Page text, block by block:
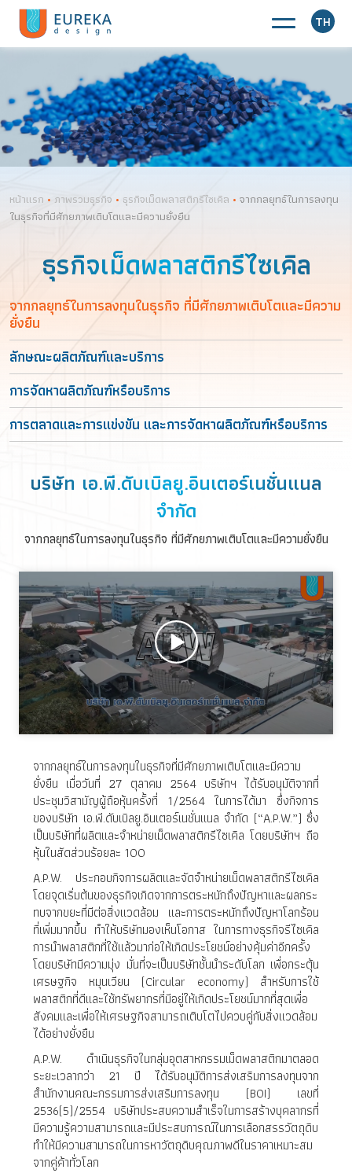
TH
หน้าแรก • ภาพรวมธุรกิจ • ธุรกิจเม็ดพลาสติกรีไซเคิล • จากกลยุทธ์ในการลงทุน
ในธุรกิจที่มีศักยภาพเติบโตและมีความยั่งยืน
ธุรกิจเม็ดพลาสติกรีไซเคิล
จากกลยุทธ์ในการลงทุนในธุรกิจ ที่มีศักยภาพเติบโตและมีความ
ยั่งยืน
ลักษณะผลิตภัณฑ์และบริการ
การจัดหาผลิตภัณฑ์หรือบริการ
การตลาดและการแข่งขัน และการจัดหาผลิตภัณฑ์หรือบริการ
บริษัท เอ.พี.ดับเบิลยู.อินเตอร์เนชั่นแนล
จำกัด
จากกลยุทธ์ในการลงทุนในธุรกิจ ที่มีศักยภาพเติบโตและมีความยั่งยืน
จากกลยุทธ์ในการลงทุนในธุรกิจที่มีศักยภาพเติบโตและมีความ
ยั่งยืน เมื่อวันที่ 27 ตุลาคม 2564 บริษัทฯ ได้รับอนุมัติจากที่
ประชุมวิสามัญผู้ถือหุ้นครั้งที่ 1/2564 ในการได้มา ซึ่งกิจการ
ของบริษัท เอ.พี.ดับเบิลยู.อินเตอร์เนชั่นแนล จำกัด (“A.P.W.”) ซึ่ง
เป็นบริษัทที่ผลิตและจำหน่ายเม็ดพลาสติกรีไซเคิล โดยบริษัทฯ ถือ
หุ้นในสัดส่วนร้อยละ 100
A.P.W. ประกอบกิจการผลิตและจัดจำหน่ายเม็ดพลาสติกรีไซเคิล
โดยจุดเริ่มต้นของธุรกิจเกิดจากการตระหนักถึงปัญหาและผลกระ
ทบจากขยะที่มีต่อสิ่งแวดล้อม และการตระหนักถึงปัญหาโลกร้อน
ที่เพิ่มมากขึ้น ทำให้บริษัทมองเห็นโอกาส ในการทางธุรกิจรีไซเคิล
การนำพลาสติกที่ใช้แล้วมาก่อให้เกิดประโยชน์อย่างคุ้มค่าอีกครั้ง
โดยบริษัทมีความมุ่ง มั่นที่จะเป็นบริษัทชั้นนำระดับโลก เพื่อกระตุ้น
เศรษฐกิจ หมุนเวียน (Circular economy) สำหรับการใช้
พลาสติกที่ดีและใช้ทรัพยากรที่มีอยู่ให้เกิดประโยชน์มากที่สุดเพื่อ
สังคมและเพื่อให้เศรษฐกิจสามารถเติบโตไปควบคู่กับสิ่งแวดล้อม
ได้อย่างยั่งยืน
A.P.W. ดำเนินธุรกิจในกลุ่มอุตสาหกรรมเม็ดพลาสติกมาตลอด
ระยะเวลากว่า 21 ปี ได้รับอนุมัติการส่งเสริมการลงทุนจาก
สำนักงานคณะกรรมการส่งเสริมการลงทุน (BOI) เลขที่
2536(5)/2554 บริษัทประสบความสำเร็จในการสร้างบุคลากรที่
มีความรู้ความสามารถและมีประสบการณ์ในการเลือกสรรวัตถุดิบ
ทำให้มีความสามารถในการหาวัตถุดิบคุณภาพดีในราคาเหมาะสม
จากคู่ค้าทั่วโลก